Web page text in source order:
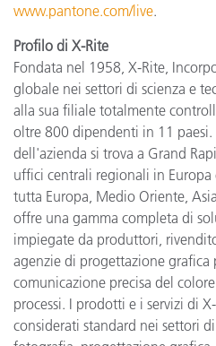
www.pantone.com/live.
Profilo di X-Rite
Fondata nel 1958, X-Rite,
globale nei settori di scienza e
alla sua filiale totalmente
oltre 800 dipendenti in 11 paesi.
dell'azienda si trova a Grand
uffici centrali regionali in Europa
tutta Europa, Medio Oriente,
offre una gamma completa di
impiegate da produttori,
agenzie di progettazione grafica
comunicazione precisa del
processi. I prodotti e i servizi di
considerati standard nei settori